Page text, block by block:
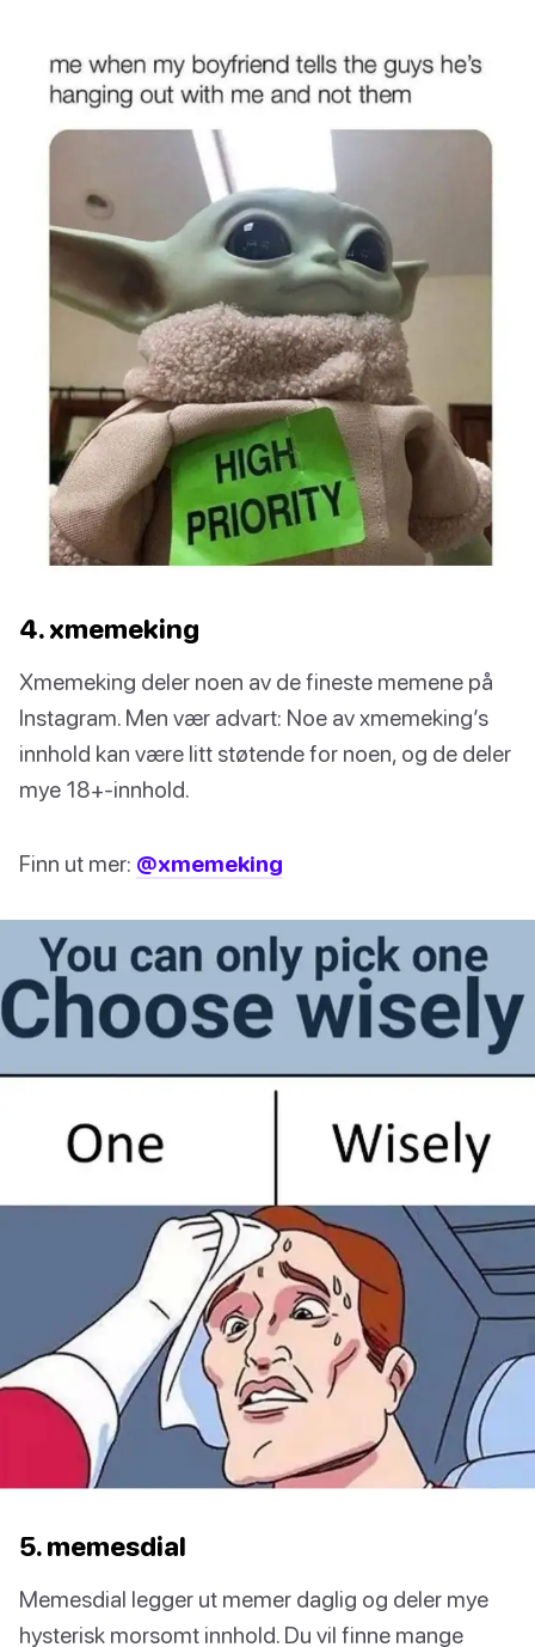
4. xmemeking
Xmemeking deler noen av de fineste memene på
Instagram. Men vær advart: Noe av xmemeking’s
innhold kan være litt støtende for noen, og de deler
mye 18+-innhold.
Finn ut mer: @xmemeking
5. memesdial
Memesdial legger ut memer daglig og deler mye
hysterisk morsomt innhold. Du vil finne mange